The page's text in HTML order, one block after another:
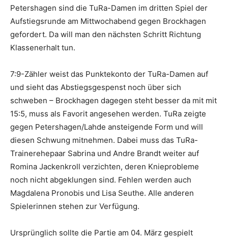
Petershagen sind die TuRa-Damen im dritten Spiel der
Aufstiegsrunde am Mittwochabend gegen Brockhagen
gefordert. Da will man den nächsten Schritt Richtung
Klassenerhalt tun.
7:9-Zähler weist das Punktekonto der TuRa-Damen auf
und sieht das Abstiegsgespenst noch über sich
schweben – Brockhagen dagegen steht besser da mit mit
15:5, muss als Favorit angesehen werden. TuRa zeigte
gegen Petershagen/Lahde ansteigende Form und will
diesen Schwung mitnehmen. Dabei muss das TuRa-
Trainerehepaar Sabrina und Andre Brandt weiter auf
Romina Jackenkroll verzichten, deren Knieprobleme
noch nicht abgeklungen sind. Fehlen werden auch
Magdalena Pronobis und Lisa Seuthe. Alle anderen
Spielerinnen stehen zur Verfügung.
Ursprünglich sollte die Partie am 04. März gespielt